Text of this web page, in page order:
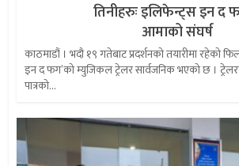
तिनीहरुः इलिफेन्ट्स इन द
आमाको संघर्ष
काठमाडौं । भदौ १९ गतेबाट प्रदर्शनको तयारीमा रहेको
इन द फग’को म्युजिकल ट्रेलर सार्वजनिक भएको छ ।
पात्रको...